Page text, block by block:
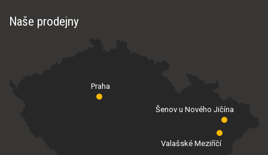
Naše prodejny
Praha
Valašské Meziříčí
Šenov u Nového Jičína